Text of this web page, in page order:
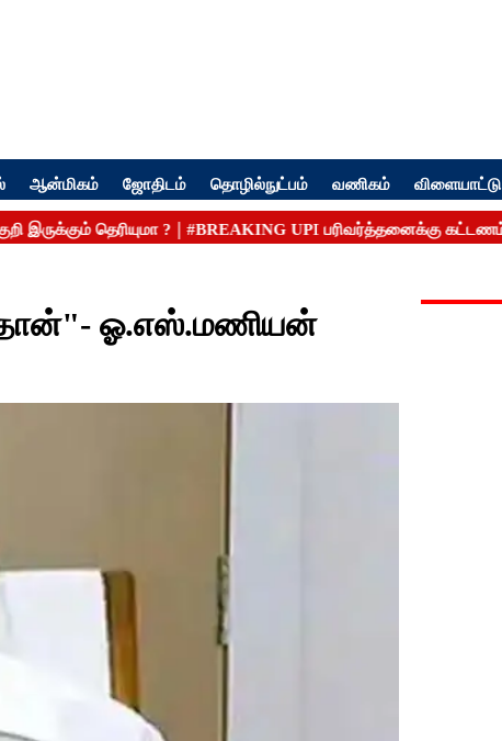
ஆன்மிகம் ஜோதிடம் தொழில்நுட்பம் வணிகம் விளையாட்டு
தான்"- ஓ.எஸ்.மணியன்